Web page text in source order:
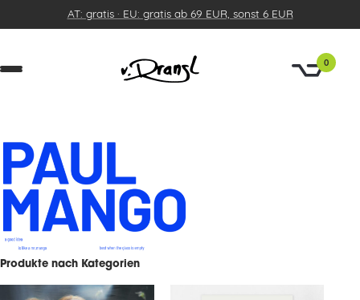
AT: gratis · EU: gratis ab 69 EUR, sonst 6 EUR
0
Produkte nach Kategorien